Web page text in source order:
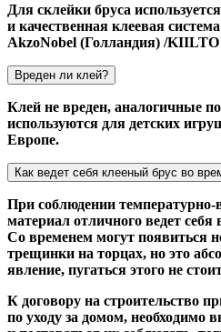
Для склейки бруса
и качественная клеевая
AkzoNobel (Голландия) /
Вреден ли клей?
Клей не вреден, аналогичные
используются для детских
Европе.
Как ведет себя клееный брус во
При соблюдении
материал отличного ведет себя
Со временем могут появиться
трещинки на торцах, но это
явление, пугаться этого не
К договору на строительство
по уходу за домом, необходимо